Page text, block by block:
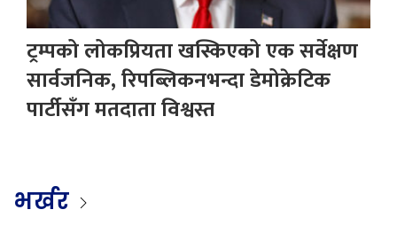
ट्रम्पको लोकप्रियता खस्किएको एक सर्वेक्षण
सार्वजनिक, रिपब्लिकनभन्दा डेमोक्रेटिक
पार्टीसँग मतदाता विश्वस्त
भर्खर